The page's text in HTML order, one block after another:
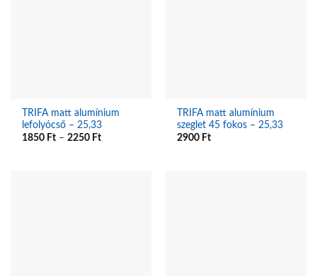
TRIFA matt alumínium
lefolyócső – 25,33
1850 Ft –2250 Ft
TRIFA matt alumínium
szeglet 45 fokos – 25,33
2900 Ft